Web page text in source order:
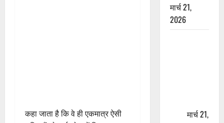
कहा जाता है कि वे ही एकमात्र ऐसी
मार्च 21,
2026
मार्च 21,